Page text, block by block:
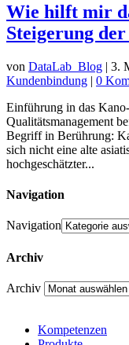
Wie hilft mir
Steigerung
von DataLab_Blog | 3.
Kundenbindung | 0
Einführung in das
Qualitätsmanagement
Begriff in Berührung:
sich nicht eine alte
hochgeschätzter...
Navigation
Navigation
Archiv
Archiv
Kompetenzen